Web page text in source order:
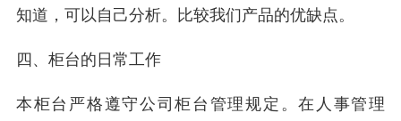
知道，可以自己分析。比较我们产品的优缺点。
四、柜台的日常工作
本柜台严格遵守公司柜台管理规定。在人事管理